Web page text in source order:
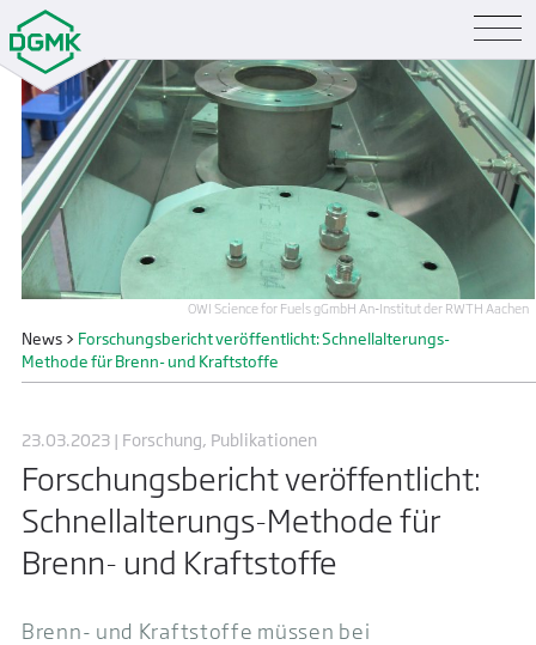
OWI Science for Fuels gGmbH An-Institut der RWTH Aachen
News> Forschungsbericht veröffentlicht: Schnellalterungs-
Methode für Brenn- und Kraftstoffe
23.03.2023 | Forschung, Publikationen
Forschungsbericht veröffentlicht:
Schnellalterungs-Methode für
Brenn- und Kraftstoffe
Brenn- und Kraftstoffe müssen bei